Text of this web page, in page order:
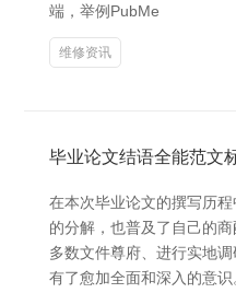
端，举例PubMe
维修资讯
毕业论文结语全能范文
在本次毕业论文的撰写历
的分解，也普及了自己的
多数文件尊府、进行实地
有了愈加全面和深入的意